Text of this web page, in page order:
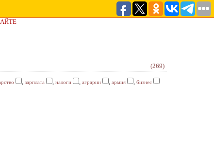
(269)
, зарплата , налоги , аграрии , армия , бизнес